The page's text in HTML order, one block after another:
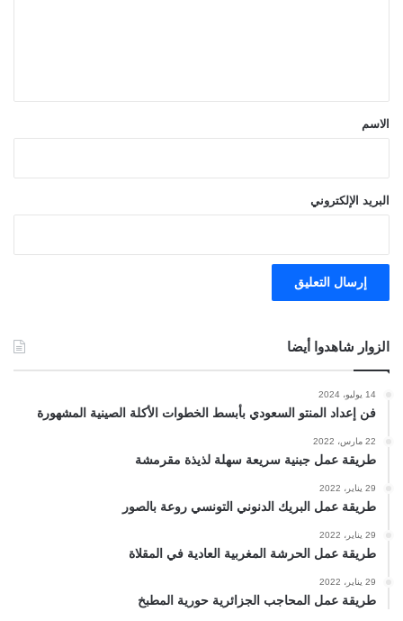
*الاسم
البريد الإلكتروني
الزوار شاهدوا أيضا
14 يوليو، 2024
فن إعداد المنتو السعودي بأبسط الخطوات الأكلة الصينية المشهورة
22 مارس، 2022
طريقة عمل جبنية سريعة سهلة لذيذة مقرمشة
29 يناير، 2022
طريقة عمل البريك الدنوني التونسي روعة بالصور
29 يناير، 2022
طريقة عمل الحرشة المغربية العادية في المقلاة
29 يناير، 2022
طريقة عمل المحاجب الجزائرية حورية المطبخ